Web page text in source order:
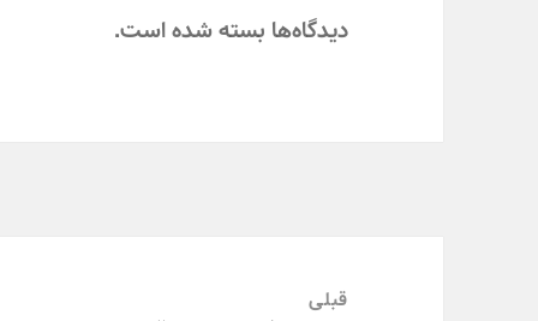
دیدگاه‌ها بسته شده است.
قبلی